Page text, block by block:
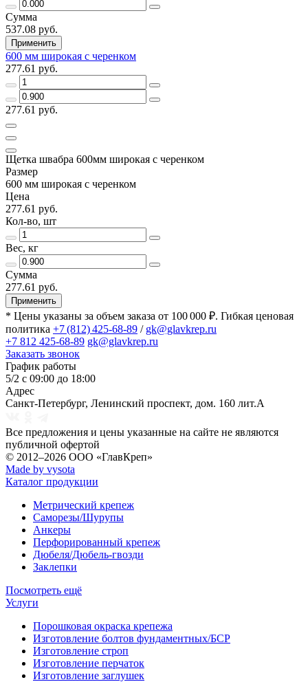
Сумма
537.08 руб.
Применить
600 мм широкая с черенком
277.61 руб.
277.61 руб.
Щетка швабра 600мм широкая с черенком
Размер
600 мм широкая с черенком
Цена
277.61 руб.
Кол-во, шт
Вес, кг
Сумма
277.61 руб.
Применить
* Цены указаны за объем заказа от 100 000 ₽. Гибкая ценовая
политика +7 (812) 425-68-89 / gk@glavkrep.ru
+7 812 425-68-89 gk@glavkrep.ru
Заказать звонок
График работы
5/2 с 09:00 до 18:00
Адрес
Санкт-Петербург, Ленинский проспект, дом. 160 лит.А
Все предложения и цены указанные на сайте не являются
публичной офертой
© 2012–2026 ООО «ГлавКреп»
Made by vysota
Каталог продукции
Метрический крепеж
Саморезы/Шурупы
Анкеры
Перфорированный крепеж
Дюбеля/Дюбель-гвозди
Заклепки
Посмотреть ещё
Услуги
Порошковая окраска крепежа
Изготовление болтов фундаментных/БСР
Изготовление строп
Изготовление перчаток
Изготовление заглушек